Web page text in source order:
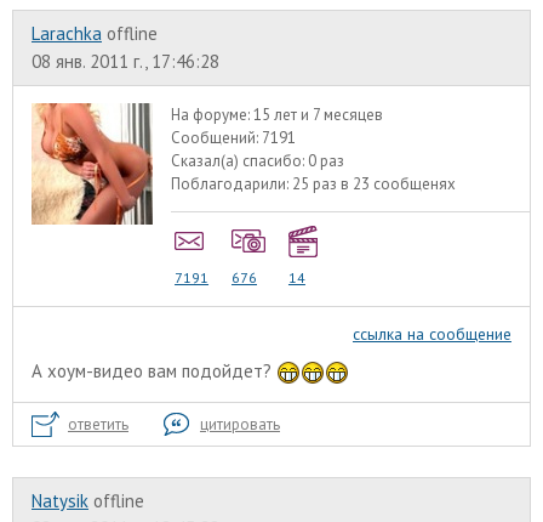
Larachka offline
08 янв. 2011 г., 17:46:28
На форуме:15 лет и 7 месяцев
Сообщений: 7191
Сказал(а) спасибо: 0 раз
Поблагодарили: 25 раз в 23 сообщенях
7191 676 14
ссылка на сообщение
А хоум-видео вам подойдет?
ответить цитировать
Natysik offline